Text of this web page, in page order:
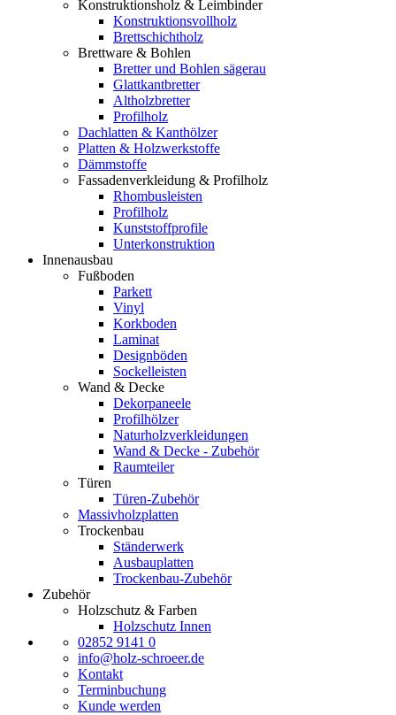
Konstruktionsholz & Leimbinder
Konstruktionsvollholz
Brettschichtholz
Brettware & Bohlen
Bretter und Bohlen sägerau
Glattkantbretter
Altholzbretter
Profilholz
Dachlatten & Kanthölzer
Platten & Holzwerkstoffe
Dämmstoffe
Fassadenverkleidung & Profilholz
Rhombusleisten
Profilholz
Kunststoffprofile
Unterkonstruktion
Innenausbau
Fußboden
Parkett
Vinyl
Korkboden
Laminat
Designböden
Sockelleisten
Wand & Decke
Dekorpaneele
Profilhölzer
Naturholzverkleidungen
Wand & Decke - Zubehör
Raumteiler
Türen
Türen-Zubehör
Massivholzplatten
Trockenbau
Ständerwerk
Ausbauplatten
Trockenbau-Zubehör
Zubehör
Holzschutz & Farben
Holzschutz Innen
02852 9141 0
info@holz-schroeer.de
Kontakt
Terminbuchung
Kunde werden